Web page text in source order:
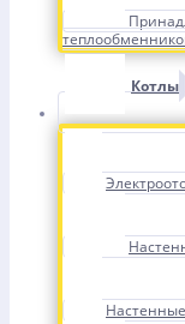
Котлы